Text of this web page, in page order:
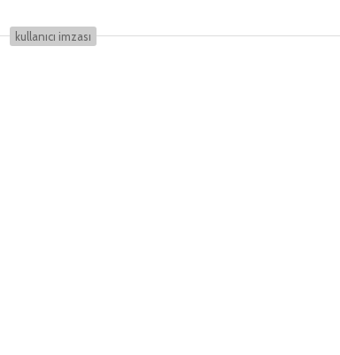
kullanıcı i̇mzası